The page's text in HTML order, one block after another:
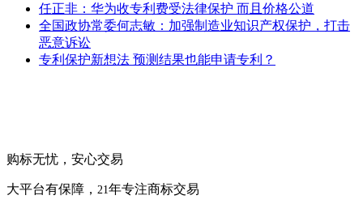
任正非：华为收专利费受法律保护 而且价格公道
全国政协常委何志敏：加强制造业知识产权保护，打击
恶意诉讼
专利保护新想法 预测结果也能申请专利？
购标无忧，安心交易
大平台有保障， 21 年专注商标交易